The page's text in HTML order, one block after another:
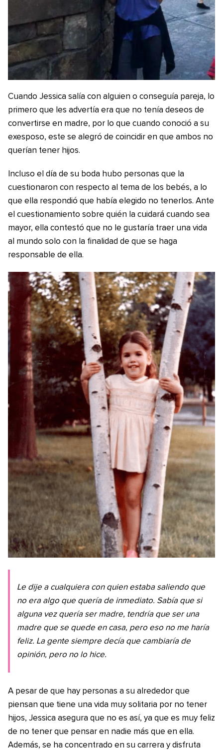
Cuando Jessica salía con alguien o conseguía pareja, lo
primero que les advertía era que no tenía deseos de
convertirse en madre, por lo que cuando conoció a su
exesposo, este se alegró de coincidir en que ambos no
querían tener hijos.
Incluso el día de su boda hubo personas que la
cuestionaron con respecto al tema de los bebés, a lo
que ella respondió que había elegido no tenerlos. Ante
el cuestionamiento sobre quién la cuidará cuando sea
mayor, ella contestó que no le gustaría traer una vida
al mundo solo con la finalidad de que se haga
responsable de ella.
Le dije a cualquiera con quien estaba saliendo que
no era algo que quería de inmediato. Sabía que si
alguna vez quería ser madre, tendría que ser una
madre que se quede en casa, pero eso no me haría
feliz. La gente siempre decía que cambiaría de
opinión, pero no lo hice.
A pesar de que hay personas a su alrededor que
piensan que tiene una vida muy solitaria por no tener
hijos, Jessica asegura que no es así, ya que es muy feliz
de no tener que pensar en nadie más que en ella.
Además, se ha concentrado en su carrera y disfruta